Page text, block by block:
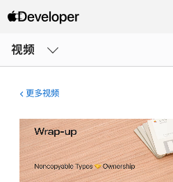
视频
单
更多视频